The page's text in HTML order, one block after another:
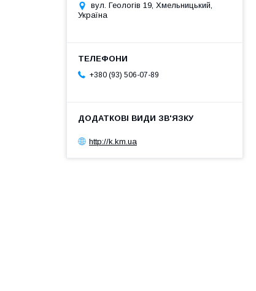
вул. Геологів 19, Хмельницький,
Україна
+380 (93) 506-07-89
http://k.km.ua